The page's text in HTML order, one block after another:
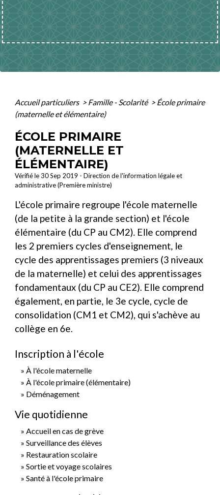
Accueil particuliers > Famille - Scolarité > École primaire
(maternelle et élémentaire)
ÉCOLE PRIMAIRE
(MATERNELLE ET
ÉLÉMENTAIRE)
Vérifié le 30 Sep 2019 - Direction de l'information légale et
administrative (Première ministre)
L'école primaire regroupe l'école maternelle
(de la petite à la grande section) et l'école
élémentaire (du CP au CM2). Elle comprend
les 2 premiers cycles d'enseignement, le
cycle des apprentissages premiers (3 niveaux
de la maternelle) et celui des apprentissages
fondamentaux (du CP au CE2). Elle comprend
également, en partie, le 3e cycle, cycle de
consolidation (CM1 et CM2), qui s'achève au
collège en 6e.
Inscription à l'école
À l'école maternelle
À l'école primaire (élémentaire)
Déménagement
Vie quotidienne
Accueil en cas de grève
Surveillance des élèves
Restauration scolaire
Sortie et voyage scolaires
Santé à l'école primaire